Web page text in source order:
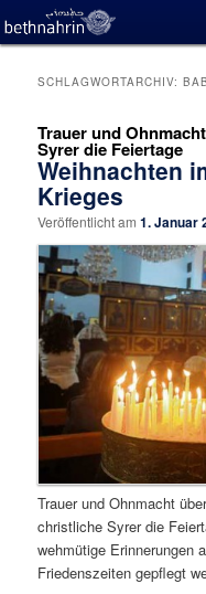
SCHLAGWORTARCHIV:
Trauer und
Syrer die Feiertage
Weihnachten
Krieges
Veröffentlicht am1. Januar
Trauer und Ohnmacht
christliche Syrer die
wehmütige Erinnerungen
Friedenszeiten gepflegt